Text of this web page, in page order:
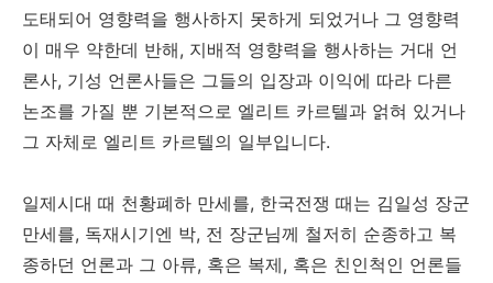
도태되어 영향력을 행사하지 못하게 되었거나 그 영향력
이 매우 약한데 반해, 지배적 영향력을 행사하는 거대 언
론사, 기성 언론사들은 그들의 입장과 이익에 따라 다른
논조를 가질 뿐 기본적으로 엘리트 카르텔과 얽혀 있거나
그 자체로 엘리트 카르텔의 일부입니다.
일제시대 때 천황폐하 만세를, 한국전쟁 때는 김일성 장군
만세를, 독재시기엔 박, 전 장군님께 철저히 순종하고 복
종하던 언론과 그 아류, 혹은 복제, 혹은 친인척인 언론들